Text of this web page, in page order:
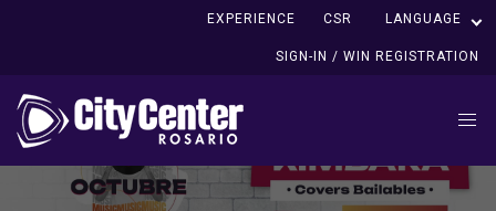
EXPERIENCE CSR LANGUAGE
SIGN-IN / WIN REGISTRATION